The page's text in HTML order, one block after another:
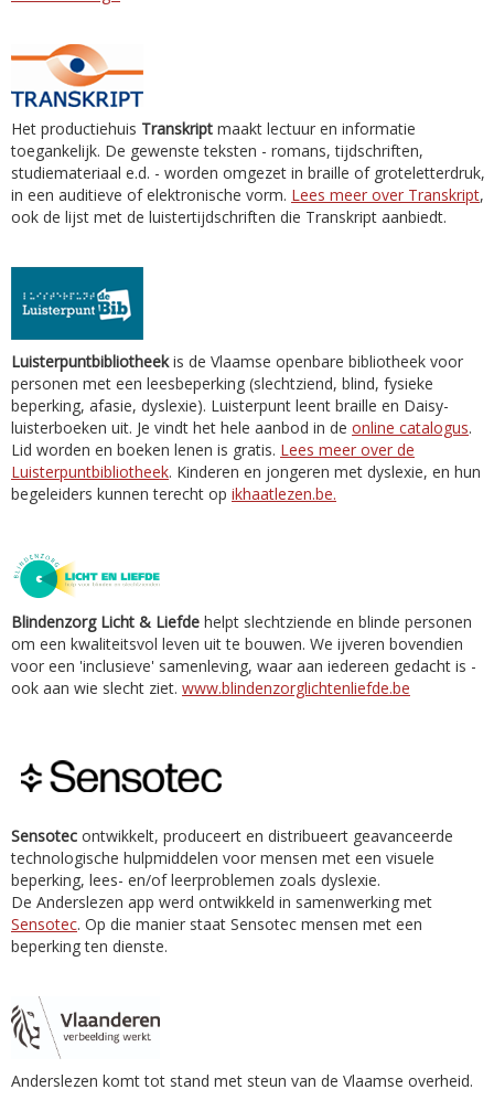
Het productiehuis Transkript maakt lectuur en informatie
toegankelijk. De gewenste teksten - romans, tijdschriften,
studiemateriaal e.d. - worden omgezet in braille of groteletterdruk,
in een auditieve of elektronische vorm. Lees meer over Transkript,
ook de lijst met de luistertijdschriften die Transkript aanbiedt.
Luisterpuntbibliotheekis de Vlaamse openbare bibliotheek voor
personen met een leesbeperking (slechtziend, blind, fysieke
beperking, afasie, dyslexie). Luisterpunt leent braille en Daisy-
luisterboeken uit. Je vindt het hele aanbod in de online catalogus.
Lid worden en boeken lenen is gratis. Lees meer over de
Luisterpuntbibliotheek. Kinderen en jongeren met dyslexie, en hun
begeleiders kunnen terecht op ikhaatlezen.be.
Blindenzorg Licht & Liefde helpt slechtziende en blinde personen
om een kwaliteitsvol leven uit te bouwen. We ijveren bovendien
voor een 'inclusieve' samenleving, waar aan iedereen gedacht is -
ook aan wie slecht ziet. www.blindenzorglichtenliefde.be
Sensotec ontwikkelt, produceert en distribueert geavanceerde
technologische hulpmiddelen voor mensen met een visuele
beperking, lees- en/of leerproblemen zoals dyslexie.
De Anderslezen app werd ontwikkeld in samenwerking met
Sensotec. Op die manier staat Sensotec mensen met een
beperking ten dienste.
Anderslezen komt tot stand met steun van de Vlaamse overheid.